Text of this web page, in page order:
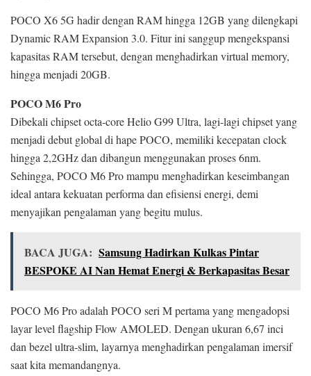
POCO X6 5G hadir dengan RAM hingga 12GB yang dilengkapi
Dynamic RAM Expansion 3.0. Fitur ini sanggup mengekspansi
kapasitas RAM tersebut, dengan menghadirkan virtual memory,
hingga menjadi 20GB.
POCO M6 Pro
Dibekali chipset octa-core Helio G99 Ultra, lagi-lagi chipset yang
menjadi debut global di hape POCO, memiliki kecepatan clock
hingga 2,2GHz dan dibangun menggunakan proses 6nm.
Sehingga, POCO M6 Pro mampu menghadirkan keseimbangan
ideal antara kekuatan performa dan efisiensi energi, demi
menyajikan pengalaman yang begitu mulus.
BACA JUGA: Samsung Hadirkan Kulkas Pintar
BESPOKE AI Nan Hemat Energi & Berkapasitas Besar
POCO M6 Pro adalah POCO seri M pertama yang mengadopsi
layar level flagship Flow AMOLED. Dengan ukuran 6,67 inci
dan bezel ultra-slim, layarnya menghadirkan pengalaman imersif
saat kita memandangnya.